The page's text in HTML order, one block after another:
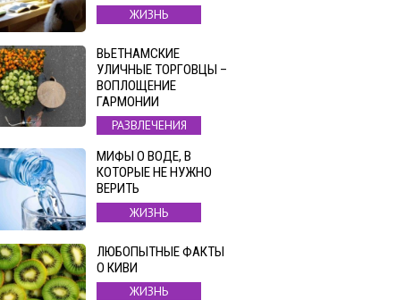
ЖИЗНЬ
ВЬЕТНАМСКИЕ
УЛИЧНЫЕ ТОРГОВЦЫ –
ВОПЛОЩЕНИЕ
ГАРМОНИИ
РАЗВЛЕЧЕНИЯ
МИФЫ О ВОДЕ, В
КОТОРЫЕ НЕ НУЖНО
ВЕРИТЬ
ЖИЗНЬ
ЛЮБОПЫТНЫЕ ФАКТЫ
О КИВИ
ЖИЗНЬ